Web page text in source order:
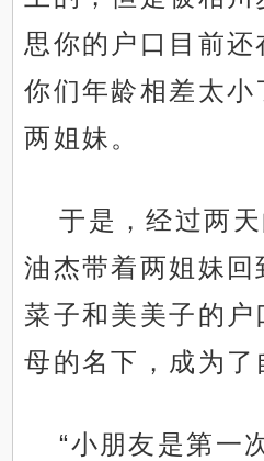
思你的户口目前还
你们年龄相差太小
两姐妹。
于是，经过两
油杰带着两姐妹回
菜子和美美子的
母的名下，成为了
“小朋友是第一